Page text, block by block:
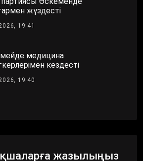
жүздесті
19:41
медицина
кездесті
19:40
жазылыңыз